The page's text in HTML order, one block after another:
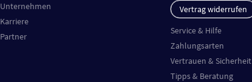
Unternehmen
Karriere
Partner
Vertrag widerrufen
Service & Hilfe
Zahlungsarten
Vertrauen & Sicherheit
Tipps & Beratung